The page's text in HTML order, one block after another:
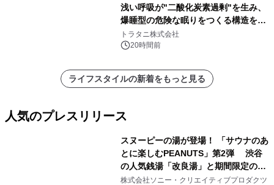
浅い呼吸が"二酸化炭素過剰"を生み、
爆睡型の危険な眠りをつくる構造を解
説
トラタニ株式会社
20時間前
ライフスタイルの新着をもっと見る
人気のプレスリリース
スヌーピーの湯が登場！ 「サウナのあ
とに楽しむPEANUTS」第2弾 渋谷
の人気銭湯「改良湯」と期間限定のコ
ラボレーション サウナイキタイコラ
株式会社ソニー・クリエイティブプロダクツ